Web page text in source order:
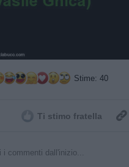
Stime: 40
Ti stimo fratella 
i commenti dall'inizio...